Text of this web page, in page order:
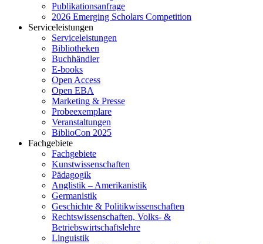
Publikationsanfrage
2026 Emerging Scholars Competition
Serviceleistungen
Serviceleistungen
Bibliotheken
Buchhändler
E-books
Open Access
Open EBA
Marketing & Presse
Probeexemplare
Veranstaltungen
BiblioCon 2025
Fachgebiete
Fachgebiete
Kunstwissenschaften
Pädagogik
Anglistik – Amerikanistik
Germanistik
Geschichte & Politikwissenschaften
Rechtswissenschaften, Volks- &
Betriebswirtschaftslehre
Linguistik